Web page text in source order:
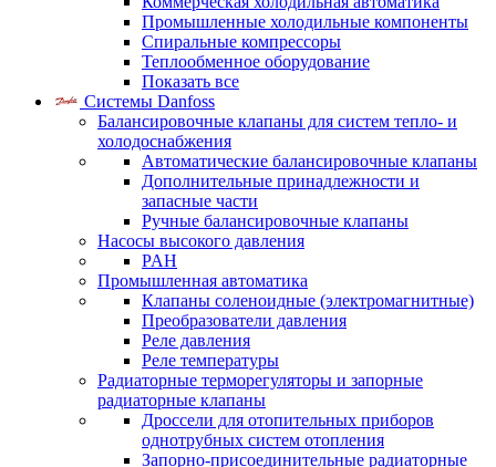
Промышленные холодильные компоненты
Спиральные компрессоры
Теплообменное оборудование
Показать все
Системы Danfoss
Балансировочные клапаны для систем тепло- и
холодоснабжения
Автоматические балансировочные клапаны
Дополнительные принадлежности и
запасные части
Ручные балансировочные клапаны
Насосы высокого давления
PAH
Промышленная автоматика
Клапаны соленоидные (электромагнитные)
Преобразователи давления
Реле давления
Реле температуры
Радиаторные терморегуляторы и запорные
радиаторные клапаны
Дроссели для отопительных приборов
однотрубных систем отопления
Запорно-присоединительные радиаторные